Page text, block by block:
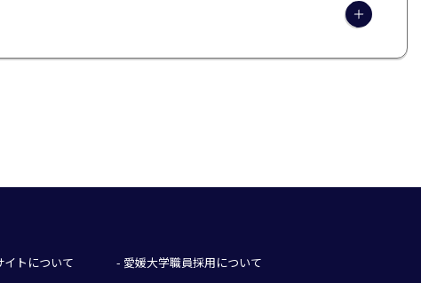
イトについて
- 愛媛大学職員採用について